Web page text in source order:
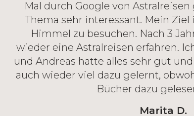
Mal durch Google von
Thema sehr interessant. Mein
Himmel zu besuchen. Nach 3
wieder eine Astralreisen erfahren.
und Andreas hatte alles sehr gut
auch wieder viel dazu gelernt,
Bücher dazu
Marita D.